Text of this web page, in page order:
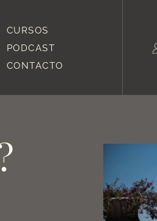
CURSOS
PODCAST
CONTACTO